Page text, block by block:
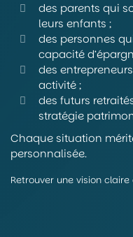
des parents qui
leurs enfants ;
des personnes
capacité
des
activité ;
des futurs
stratégie
Chaque situation
personnalisée.
Retrouver une vision